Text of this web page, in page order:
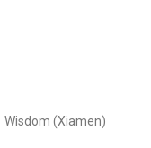
Wisdom (Xiamen)